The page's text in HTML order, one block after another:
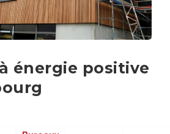
énergie positive